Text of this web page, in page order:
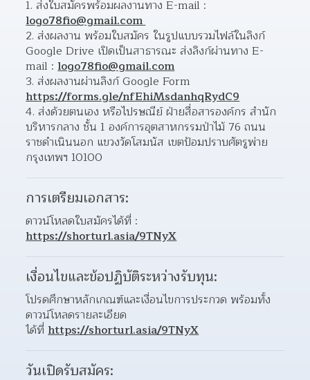
logo78fio@gmail.com
ส่งผลงาน พร้อมใบสมัคร ในรูปแบบรวมไฟล์ในลิงก์
Google Drive เปิดเป็นสาธารณะ ส่งลิงก์ผ่านทาง E-
mail : logo78fio@gmail.com
https://forms.gle/nfEhiMsdanhqRydC9
ส่งด้วยตนเอง หรือไปรษณีย์ ฝ่ายสื่อสารองค์กร สำนัก
บริหารกลาง ชั้น 1 องค์การอุตสาหกรรมป่าไม้ 76 ถนน
ราชดำเนินนอก แขวงวัดโสมนัส เขตป้อมปราบศัตรูพ่าย
กรุงเทพฯ 10100
การเตรียมเอกสาร:
https://shorturl.asia/9TNyX
เงื่อนไขและข้อปฏิบัติระหว่างรับทุน:
โปรดศึกษาหลักเกณฑ์และเงื่อนไขการประกวด พร้อมทั้ง
ดาวน์โหลดรายละเอียด
ได้ที่ https://shorturl.asia/9TNyX
วันเปิดรับสมัคร: